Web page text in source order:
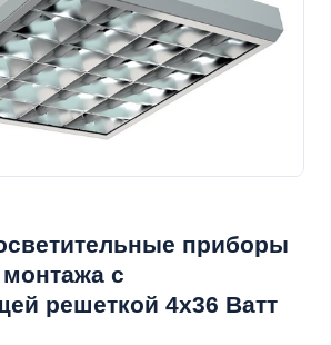
приборы
с
решеткой 4х36 Ватт